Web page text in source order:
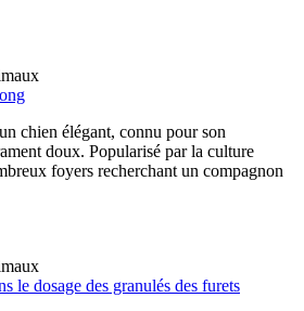
chien élégant, connu pour son
doux. Popularisé par la culture
foyers recherchant un compagnon
le dosage des granulés des furets